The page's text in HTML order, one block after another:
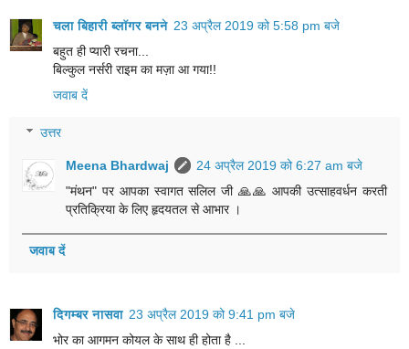
चला बिहारी ब्लॉगर बनने 23 अप्रैल 2019 को 5:58 pm बजे
बहुत ही प्यारी रचना...
बिल्कुल नर्सरी राइम का मज़ा आ गया!!
जवाब दें
उत्तर
Meena Bhardwaj
24 अप्रैल 2019 को 6:27 am बजे
"मंथन" पर आपका स्वागत सलिल जी 🙏🙏 आपकी उत्साहवर्धन करती
प्रतिक्रिया के लिए हृदयतल से आभार ।
जवाब दें
दिगम्बर नासवा 23 अप्रैल 2019 को 9:41 pm बजे
भोर का आगमन कोयल के साथ ही होता है ...